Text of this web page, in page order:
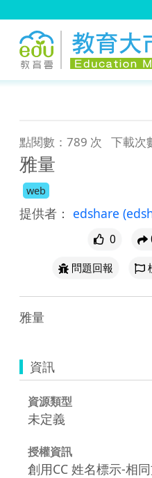
點閱數：789 次 下載次
雅量
web
提供者： edshare
0
問題回報
雅量
資訊
資源類型
未定義
授權資訊
創用CC 姓名標示-相